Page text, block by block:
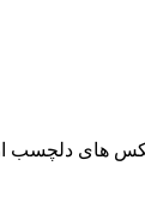
های دلچسب